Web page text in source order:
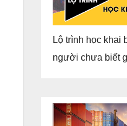
Lộ trình học khai
người chưa biết